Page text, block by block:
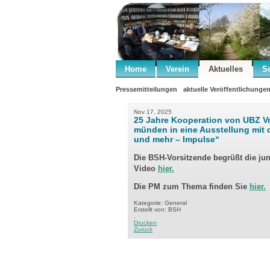
Home Verein Aktuelles
Pressemitteilungen aktuelle Veröffentlichungen
Nov 17, 2025
25 Jahre Kooperation von UBZ
münden in eine Ausstellung mit
und mehr – Impulse“
Die BSH-Vorsitzende begrüßt die
Video hier.
Die PM zum Thema finden Sie hier.
Kategorie: General
Erstellt von: BSH
Drucken
Zurück